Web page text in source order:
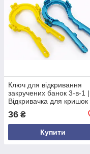
Ключ для відкривання
закручених банок 3-в-1 |
Відкривачка для кришок
різних діаметрів |
Універсальний кухонний
інструмент з ПП пла
36 ₴
Купити